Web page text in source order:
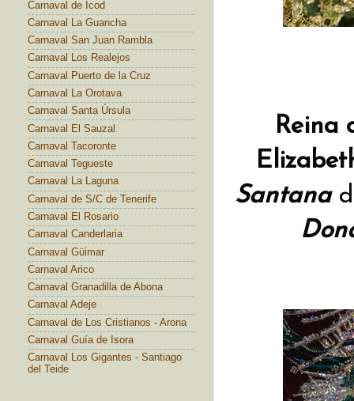
Reina
Santana
Carnaval de Icod
Carnaval La Guancha
Carnaval San Juan Rambla
Carnaval Los Realejos
Carnaval Puerto de la Cruz
Carnaval La Orotava
Carnaval Santa Úrsula
Carnaval El Sauzal
Carnaval Tacoronte
Carnaval Tegueste
Carnaval La Laguna
Carnaval de S/C de Tenerife
Carnaval El Rosario
Carnaval Canderlaria
Carnaval Güimar
Carnaval Arico
Carnaval Granadilla de Abona
Carnaval Adeje
Carnaval de Los Cristianos - Arona
Carnaval Guía de Isora
Carnaval Los Gigantes - Santiago
del Teide